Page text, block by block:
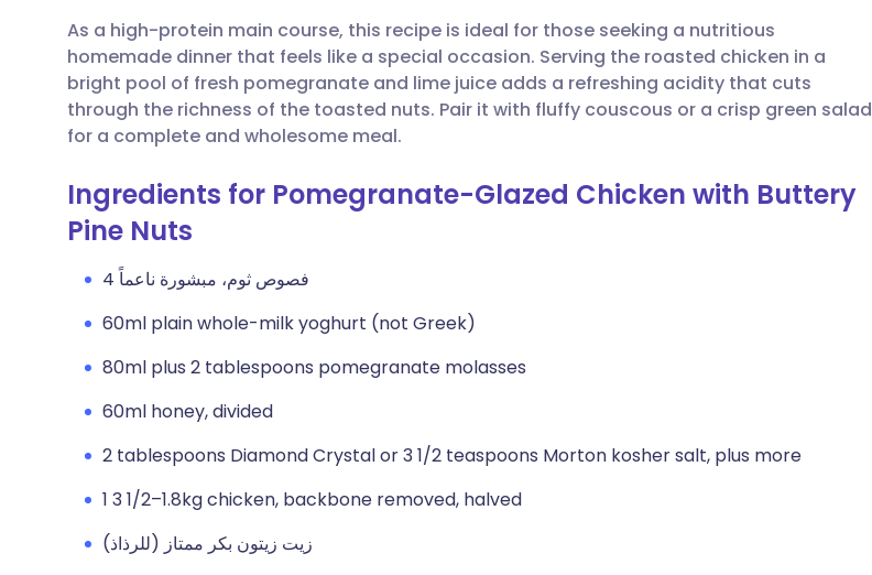
مشاركة عبر لينكد إن
مشاركة عبر X
🇮🇹 Italiano 🇵🇹 Português
🇮🇳 हिन्दी 🇮🇱 עברית
As a high-protein main course, this recipe is ideal for those seeking a nutritious
homemade dinner that feels like a special occasion. Serving the roasted chicken in a
bright pool of fresh pomegranate and lime juice adds a refreshing acidity that cuts
through the richness of the toasted nuts. Pair it with fluffy couscous or a crisp green salad
for a complete and wholesome meal.
Ingredients for Pomegranate-Glazed Chicken with Buttery
Pine Nuts
4 فصوص ثوم، مبشورة ناعماً
60ml plain whole-milk yoghurt (not Greek)
80ml plus 2 tablespoons pomegranate molasses
60ml honey, divided
2 tablespoons Diamond Crystal or 3 1/2 teaspoons Morton kosher salt, plus more
1 3 1/2–1.8kg chicken, backbone removed, halved
زيت زيتون بكر ممتاز (للرذاذ)